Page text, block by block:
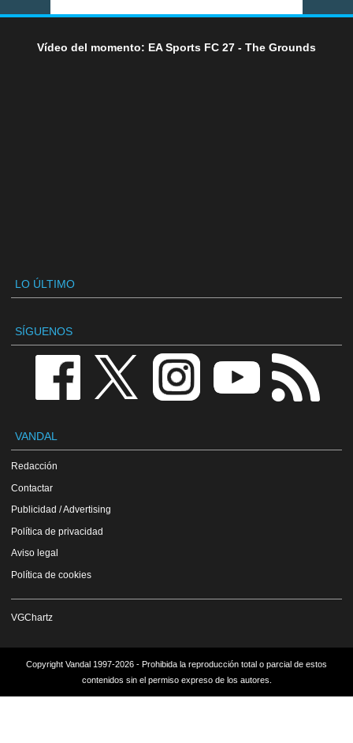
Vídeo del momento: EA Sports FC 27 - The Grounds
LO ÚLTIMO
SÍGUENOS
VANDAL
Redacción
Contactar
Publicidad / Advertising
Política de privacidad
Aviso legal
Política de cookies
VGChartz
Copyright Vandal 1997-2026 - Prohibida la reproducción total o parcial de estos
contenidos sin el permiso expreso de los autores.